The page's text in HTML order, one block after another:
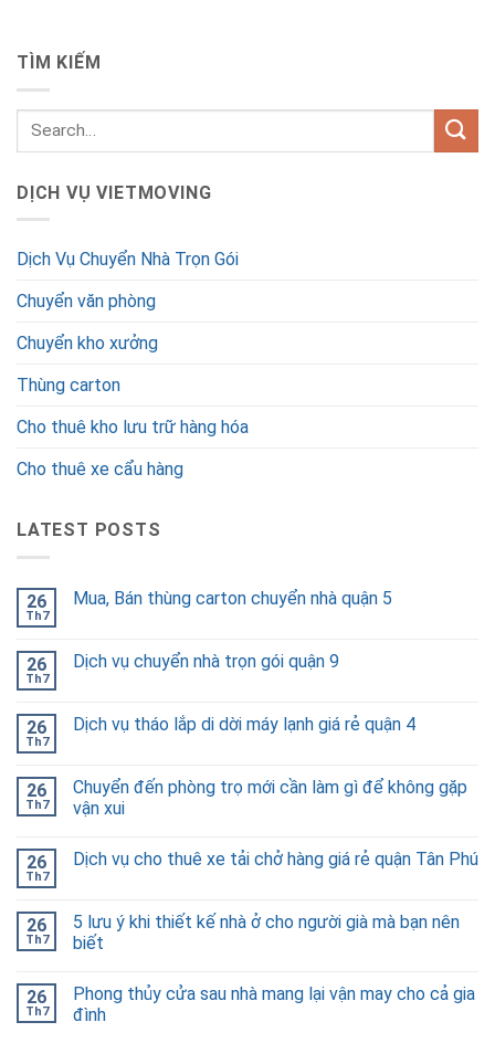
TÌM KIẾM
DỊCH VỤ VIETMOVING
Dịch Vụ Chuyển Nhà Trọn Gói
Chuyển văn phòng
Chuyển kho xưởng
Thùng carton
Cho thuê kho lưu trữ hàng hóa
Cho thuê xe cẩu hàng
LATEST POSTS
26
Th7
Mua, Bán thùng carton chuyển nhà quận 5
26
Th7
Dịch vụ chuyển nhà trọn gói quận 9
26
Th7
Dịch vụ tháo lắp di dời máy lạnh giá rẻ quận 4
26
Th7
Chuyển đến phòng trọ mới cần làm gì để không gặp
vận xui
26
Th7
Dịch vụ cho thuê xe tải chở hàng giá rẻ quận Tân Phú
26
Th7
5 lưu ý khi thiết kế nhà ở cho người già mà bạn nên
biết
26
Th7
Phong thủy cửa sau nhà mang lại vận may cho cả gia
đình